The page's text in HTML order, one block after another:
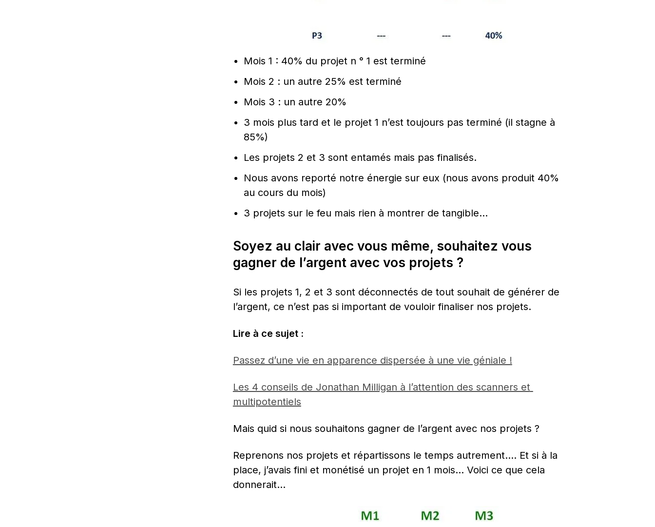
Mois 1 : 40% du projet n ° 1 est terminé
Mois 2 : un autre 25% est terminé
Mois 3 : un autre 20%
3 mois plus tard et le projet 1 n’est toujours pas terminé (il stagne à
85%)
Les projets 2 et 3 sont entamés mais pas finalisés.
Nous avons reporté notre énergie sur eux (nous avons produit 40%
au cours du mois)
3 projets sur le feu mais rien à montrer de tangible…
Soyez au clair avec vous même, souhaitez vous
gagner de l’argent avec vos projets ?
Si les projets 1, 2 et 3 sont déconnectés de tout souhait de générer de
l’argent, ce n’est pas si important de vouloir finaliser nos projets.
Lire à ce sujet :
Passez d’une vie en apparence dispersée à une vie géniale !
Les 4 conseils de Jonathan Milligan à l’attention des scanners et
multipotentiels
Mais quid si nous souhaitons gagner de l’argent avec nos projets ?
Reprenons nos projets et répartissons le temps autrement…. Et si à la
place, j’avais fini et monétisé un projet en 1 mois… Voici ce que cela
donnerait…